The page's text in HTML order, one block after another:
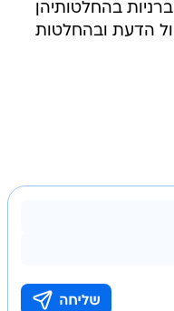
בהחלטותיהן
הדעת ובהחלטות